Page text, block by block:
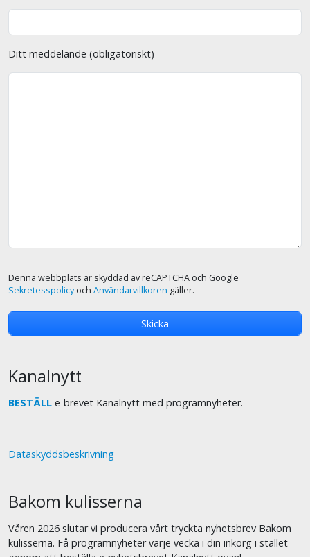
Ditt meddelande (obligatoriskt)
Denna webbplats är skyddad av reCAPTCHA och Google
Sekretesspolicyoch Användarvillkoren gäller.
Kanalnytt
BESTÄLL e-brevet Kanalnytt med programnyheter.
Dataskyddsbeskrivning
Bakom kulisserna
Våren 2026 slutar vi producera vårt tryckta nyhetsbrev Bakom
kulisserna. Få programnyheter varje vecka i din inkorg i stället